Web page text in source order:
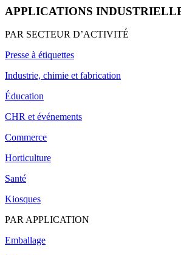
APPLICATIONS
PAR SECTEUR D’ACTIVITÉ
Presse à étiquettes
Industrie, chimie et fabrication
Éducation
CHR et événements
Commerce
Horticulture
Santé
Kiosques
PAR APPLICATION
Emballage